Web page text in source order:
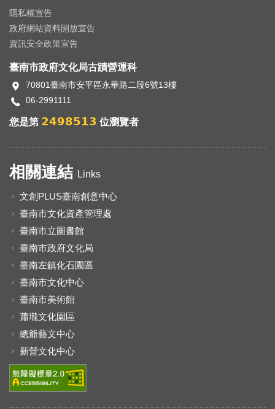
隱私權宣告
政府網站資料開放宣告
資訊安全政策宣告
臺南市政府文化局古蹟營運科
70801臺南市安平區永華路二段6號13樓
06-2991111
您是第 2498513 位瀏覽者
相關連結 Links
文創PLUS臺南創意中心
臺南市文化資產管理處
臺南市立圖書館
臺南市政府文化局
臺南左鎮化石園區
臺南市文化中心
臺南市美術館
蕭壠文化園區
總爺藝文中心
新營文化中心